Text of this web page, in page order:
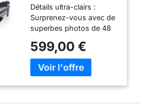
48 Mégapixels,
Capteur CMOS ½
pouces, Vitesse
Max. 68,4 km/h,
Autonomie de 34
min, ActiveTrack
3.0, Cardan Trois
Axes – Gris
Détails ultra-clairs :
Surprenez-vous avec de
superbes photos de 48
capteur CMOS ½
pouces. Le cardan à 3
axes assure à vos vidéos
599,00 €